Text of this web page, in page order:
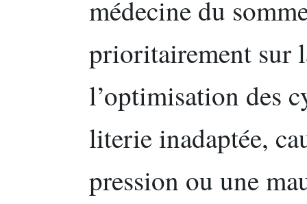
médecine du
prioritairement sur
l’optimisation des
literie inadaptée,
pression ou une